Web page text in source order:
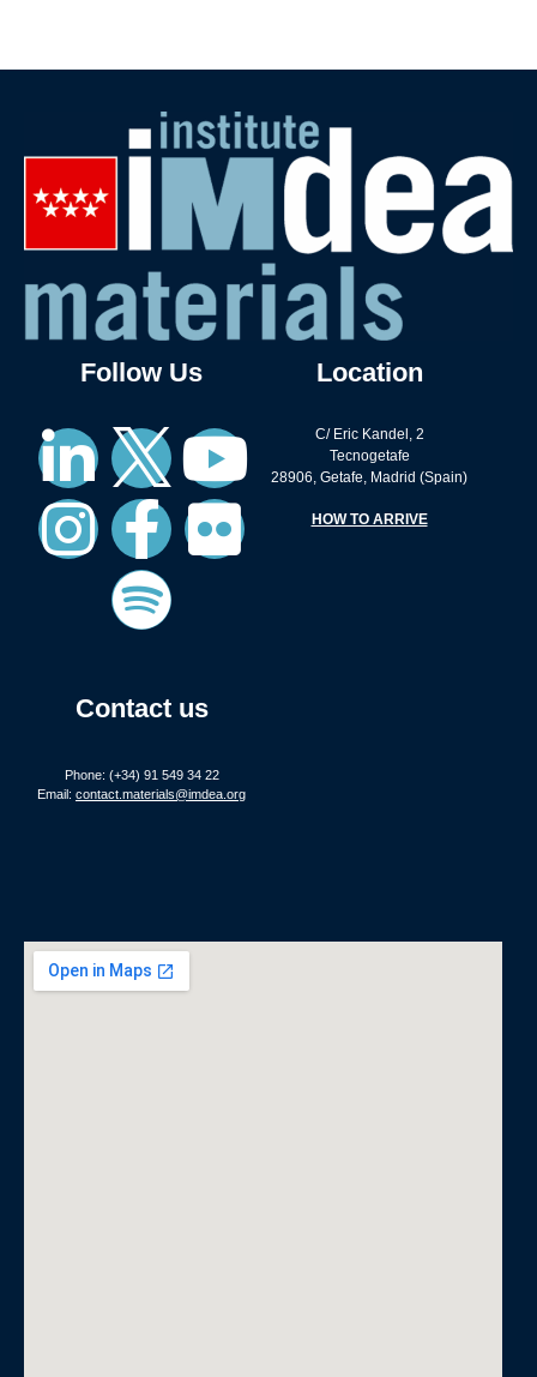
Follow Us
Contact us
Phone: (+34) 91 549 34 22
Email: contact.materials@imdea.org
Location
C/ Eric Kandel, 2
Tecnogetafe
28906, Getafe, Madrid (Spain)
HOW TO ARRIVE